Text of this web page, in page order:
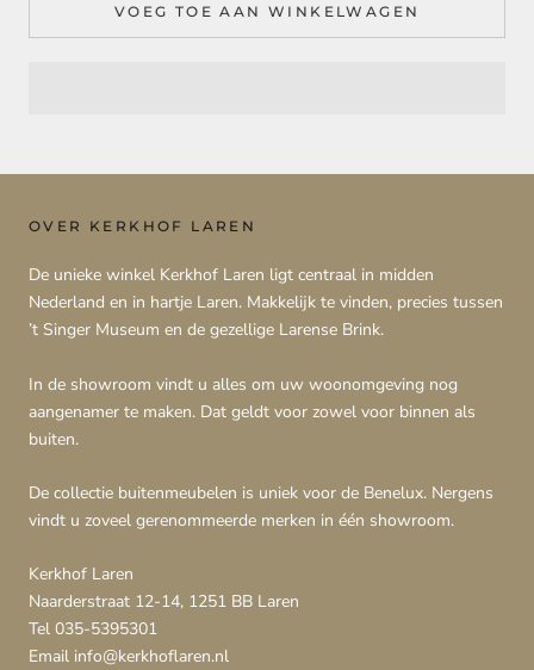
VOEG TOE AAN WINKELWAGEN
OVER KERKHOF LAREN
De unieke winkel Kerkhof Laren ligt centraal in midden
Nederland en in hartje Laren. Makkelijk te vinden, precies tussen
’t Singer Museum en de gezellige Larense Brink.
In de showroom vindt u alles om uw woonomgeving nog
aangenamer te maken. Dat geldt voor zowel voor binnen als
buiten.
De collectie buitenmeubelen is uniek voor de Benelux. Nergens
vindt u zoveel gerenommeerde merken in één showroom.
Kerkhof Laren
Naarderstraat 12-14, 1251 BB Laren
Tel 035-5395301
Email info@kerkhoflaren.nl